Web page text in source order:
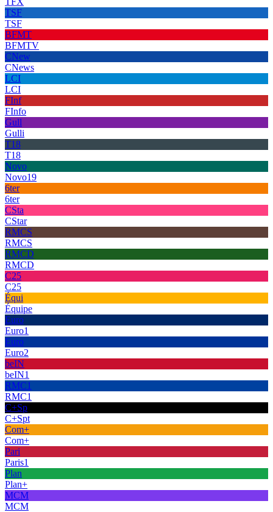
TSF
TSF
BFMT
BFMTV
CNew
CNews
LCI
LCI
FInf
FInfo
Gull
Gulli
T18
T18
Novo
Novo19
6ter
6ter
CSta
CStar
RMCS
RMCS
RMCD
RMCD
C25
C25
Équi
Équipe
Euro
Euro1
Euro
Euro2
beIN
beIN1
RMC1
RMC1
C+Sp
C+Spt
Com+
Com+
Pari
Paris1
Plan
Plan+
MCM
MCM